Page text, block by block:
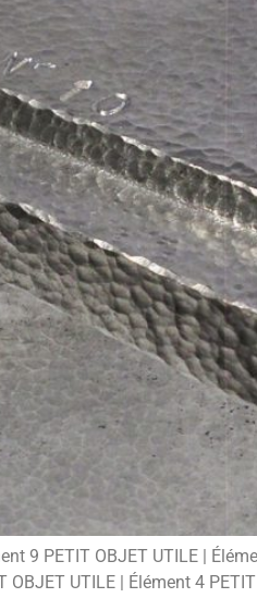
9 PETIT OBJET UTILE |
UTILE | Élément 4